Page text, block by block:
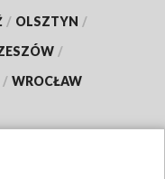
/ OLSZTYN /
/
/ WROCŁAW